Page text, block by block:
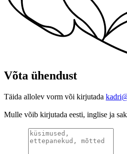
Võta ühendust
Täida allolev vorm või kirjutada
Mulle võib kirjutada eesti, inglise ja